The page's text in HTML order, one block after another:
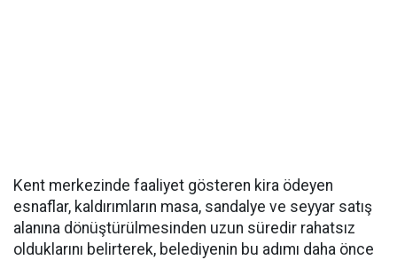
Kent merkezinde faaliyet gösteren kira ödeyen
esnaflar, kaldırımların masa, sandalye ve seyyar satış
alanına dönüştürülmesinden uzun süredir rahatsız
olduklarını belirterek, belediyenin bu adımı daha önce